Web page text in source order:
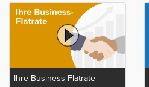
Ihre Business-Flatrate